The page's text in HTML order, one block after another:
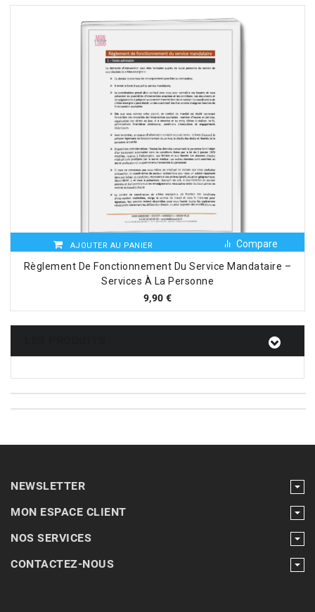
AJOUTER AU PANIER
Compare
Règlement De Fonctionnement Du Service Mandataire –
Services À La Personne
9,90 €
NEWSLETTER
MON ESPACE CLIENT
NOS SERVICES
CONTACTEZ-NOUS